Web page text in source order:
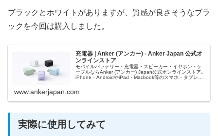
ブラックとホワイトがありますが、質感が良さそうなブラ
ックを今回は購入しました。
充電器 | Anker (アンカー) - Anker Japan 公式オ
ンラインストア
モバイルバッテリー・充電器・スピーカー・イヤホン・ケ
ーブルならAnker (アンカー) Japan公式オンラインストア｡
iPhone・AndroidやiPad・Macbook等のスマホ・タブレッ
www.ankerjapan.com
実際に使用してみて